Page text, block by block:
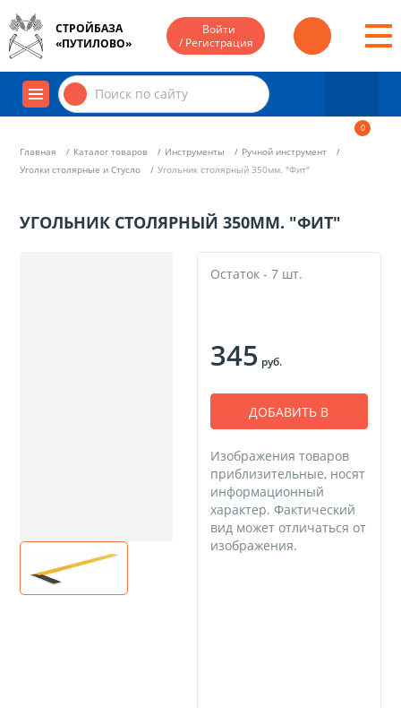
СТРОЙБАЗА
«ПУТИЛОВО»
Войти
/ Регистрация
0
Главная Каталог товаров Инструменты
Ручной инструмент
Уголки столярные и Стусло
Угольник столярный 350мм. "Фит"
УГОЛЬНИК СТОЛЯРНЫЙ 350ММ. "ФИТ"
Остаток - 7 шт.
345 руб.
ДОБАВИТЬ В
Изображения товаров
приблизительные, носят
информационный
характер. Фактический
вид может отличаться от
изображения.